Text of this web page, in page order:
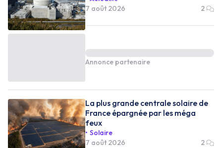
7 août 2026
2
Annonce partenaire
La plus grande centrale solaire de
France épargnée par les méga
feux
Solaire
7 août 2026
2